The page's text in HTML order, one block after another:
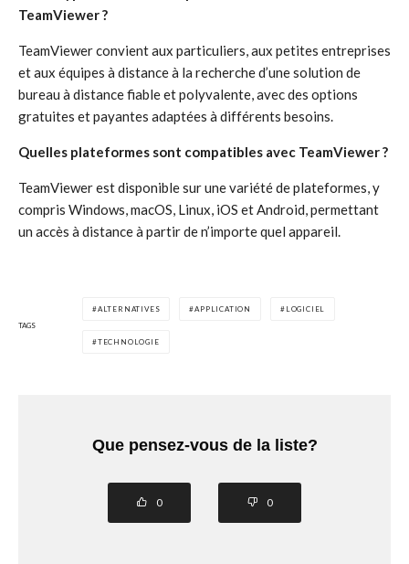
TeamViewer ?
TeamViewer convient aux particuliers, aux petites entreprises
et aux équipes à distance à la recherche d’une solution de
bureau à distance fiable et polyvalente, avec des options
gratuites et payantes adaptées à différents besoins.
Quelles plateformes sont compatibles avec TeamViewer ?
TeamViewer est disponible sur une variété de plateformes, y
compris Windows, macOS, Linux, iOS et Android, permettant
un accès à distance à partir de n’importe quel appareil.
TAGS
ALTERNATIVES APPLICATION LOGICIEL
TECHNOLOGIE
Que pensez-vous de la liste?
0 0